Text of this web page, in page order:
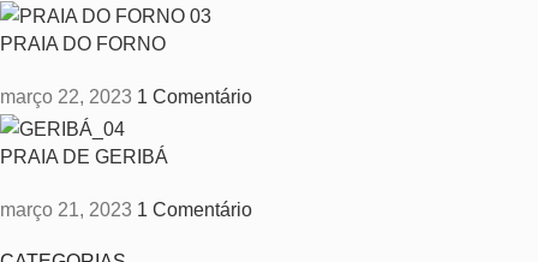
PRAIA DO FORNO
março 22, 2023 1 Comentário
PRAIA DE GERIBÁ
março 21, 2023 1 Comentário